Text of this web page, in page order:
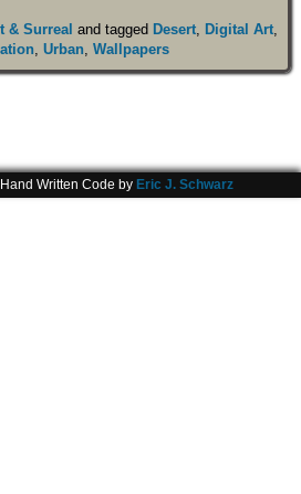
& Surreal and tagged Desert, Digital Art,
, Urban, Wallpapers
Written Code by Eric J. Schwarz